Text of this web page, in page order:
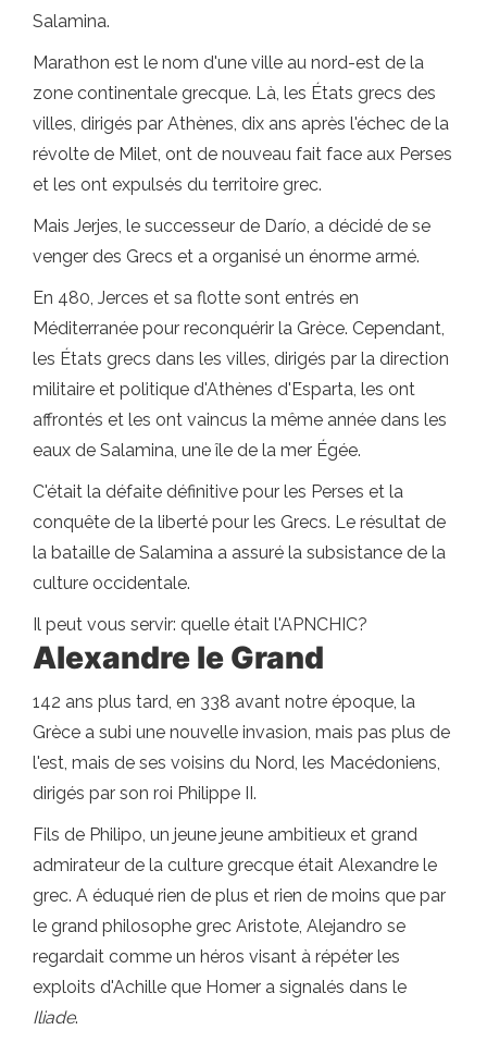
Salamina.
Marathon est le nom d'une ville au nord-est de la
zone continentale grecque. Là, les États grecs des
villes, dirigés par Athènes, dix ans après l'échec de la
révolte de Milet, ont de nouveau fait face aux Perses
et les ont expulsés du territoire grec.
Mais Jerjes, le successeur de Darío, a décidé de se
venger des Grecs et a organisé un énorme armé.
En 480, Jerces et sa flotte sont entrés en
Méditerranée pour reconquérir la Grèce. Cependant,
les États grecs dans les villes, dirigés par la direction
militaire et politique d'Athènes d'Esparta, les ont
affrontés et les ont vaincus la même année dans les
eaux de Salamina, une île de la mer Égée.
C'était la défaite définitive pour les Perses et la
conquête de la liberté pour les Grecs. Le résultat de
la bataille de Salamina a assuré la subsistance de la
culture occidentale.
Il peut vous servir: quelle était l'APNCHIC?
Alexandre le Grand
142 ans plus tard, en 338 avant notre époque, la
Grèce a subi une nouvelle invasion, mais pas plus de
l'est, mais de ses voisins du Nord, les Macédoniens,
dirigés par son roi Philippe II.
Fils de Philipo, un jeune jeune ambitieux et grand
admirateur de la culture grecque était Alexandre le
grec. A éduqué rien de plus et rien de moins que par
le grand philosophe grec Aristote, Alejandro se
regardait comme un héros visant à répéter les
exploits d'Achille que Homer a signalés dans le
Iliade.